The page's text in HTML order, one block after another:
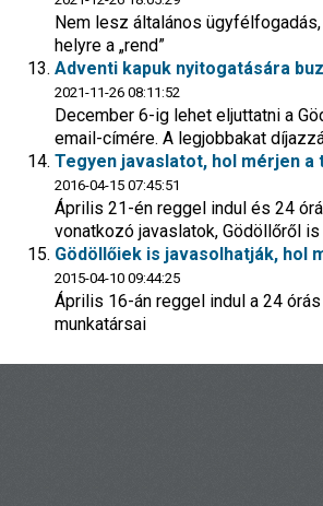
Nem lesz általános
helyre a „rend”
Adventi kapuk nyitogatására
2021-11-26 08:11:52
December 6-ig lehet eljuttatni a
email-címére. A legjobbakat
Tegyen javaslatot, hol mérjen a
2016-04-15 07:45:51
Április 21-én reggel indul és 24
vonatkozó javaslatok, Gödöllőről is
Gödöllőiek is javasolhatják, hol
2015-04-10 09:44:25
Április 16-án reggel indul a 24
munkatársai